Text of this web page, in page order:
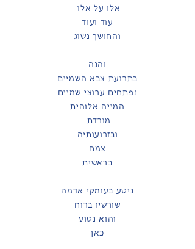
אלו על אלו
עוד ועוד
והחושך נשוג
והנה
בתרועת צבא השמיים
נפתחים ערוצי שמיים
המייה אלוהית
מורדת
ובזרועותיה
צמח
בראשית
ניטע בעומקי אדמה
שורשיו ברוח
והוא נטוע
כאן